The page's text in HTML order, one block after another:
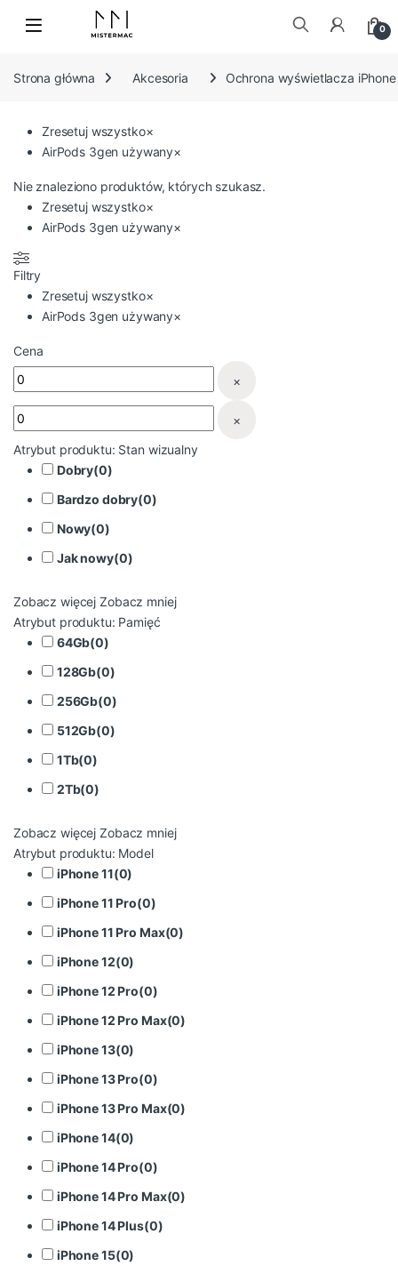
Skip to navigation
0
Strona główna
Akcesoria Ochrona wyświetlacza iPhone
Zresetuj wszystko×
AirPods 3gen używany×
Nie znaleziono produktów, których szukasz.
Zresetuj wszystko×
AirPods 3gen używany×
Filtry
Zresetuj wszystko×
AirPods 3gen używany×
Cena
×
×
Atrybut produktu: Stan wizualny
Dobry(0)
Bardzo dobry(0)
Nowy(0)
Jak nowy(0)
Zobacz więcej Zobacz mniej
Atrybut produktu: Pamięć
64Gb(0)
128Gb(0)
256Gb(0)
512Gb(0)
1Tb(0)
2Tb(0)
Zobacz więcej Zobacz mniej
Atrybut produktu: Model
iPhone 11(0)
iPhone 11 Pro(0)
iPhone 11 Pro Max(0)
iPhone 12(0)
iPhone 12 Pro(0)
iPhone 12 Pro Max(0)
iPhone 13(0)
iPhone 13 Pro(0)
iPhone 13 Pro Max(0)
iPhone 14(0)
iPhone 14 Pro(0)
iPhone 14 Pro Max(0)
iPhone 14 Plus(0)
iPhone 15(0)